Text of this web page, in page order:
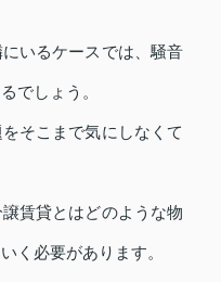
いるケースでは、騒音
でしょう。
そこまで気にしなくて
賃貸とはどのような物
く必要があります。